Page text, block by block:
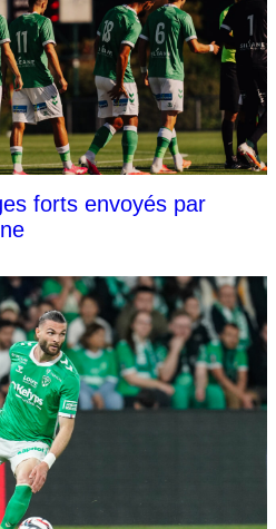
forts envoyés par